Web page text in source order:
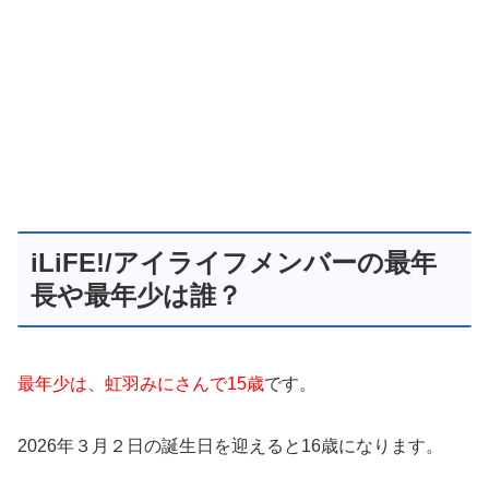
iLiFE!/アイライフメンバーの最年
長や最年少は誰？
最年少は、虹羽みにさんで15歳です。
2026年３月２日の誕生日を迎えると16歳になります。